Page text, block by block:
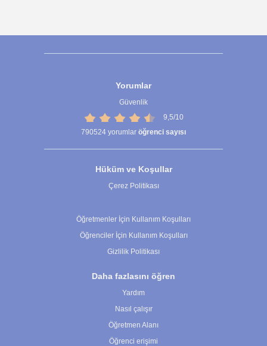
Yorumlar
Güvenlik
9,5/10
790524 yorumlar öğrenci sayısı
Hüküm ve Koşullar
Çerez Politikası
Öğretmenler İçin Kullanım Koşulları
Öğrenciler İçin Kullanım Koşulları
Gizlilik Politikası
Daha fazlasını öğren
Yardım
Nasıl çalışır
Öğretmen Alanı
Öğrenci erişimi